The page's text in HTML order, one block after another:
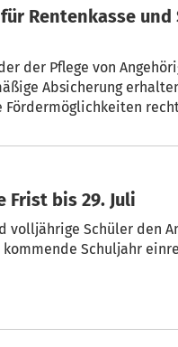
Rentenkasse und
der Pflege von
Absicherung
Frist bis 29. Juli
volljährige Schüler den
Schuljahr